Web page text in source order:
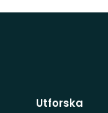
Utforska